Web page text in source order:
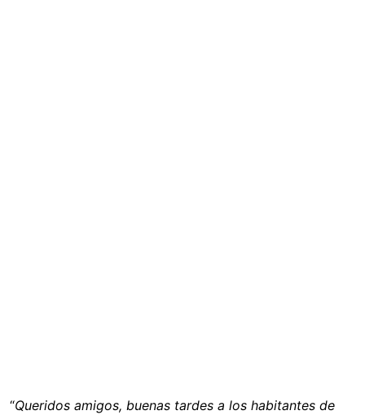
“Queridos amigos, buenas tardes a los habitantes de